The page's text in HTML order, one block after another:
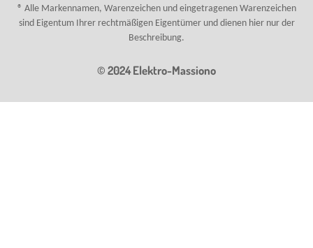
® Alle Markennamen, Warenzeichen und eingetragenen Warenzeichen
sind Eigentum Ihrer rechtmäßigen Eigentümer und dienen hier nur der
Beschreibung.
© 2024 Elektro-Massiono